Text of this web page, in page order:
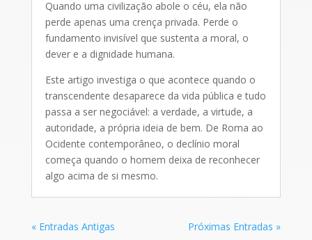
Quando uma civilização abole o céu, ela não
perde apenas uma crença privada. Perde o
fundamento invisível que sustenta a moral, o
dever e a dignidade humana.
Este artigo investiga o que acontece quando o
transcendente desaparece da vida pública e tudo
passa a ser negociável: a verdade, a virtude, a
autoridade, a própria ideia de bem. De Roma ao
Ocidente contemporâneo, o declínio moral
começa quando o homem deixa de reconhecer
algo acima de si mesmo.
« Entradas Antigas Próximas Entradas »